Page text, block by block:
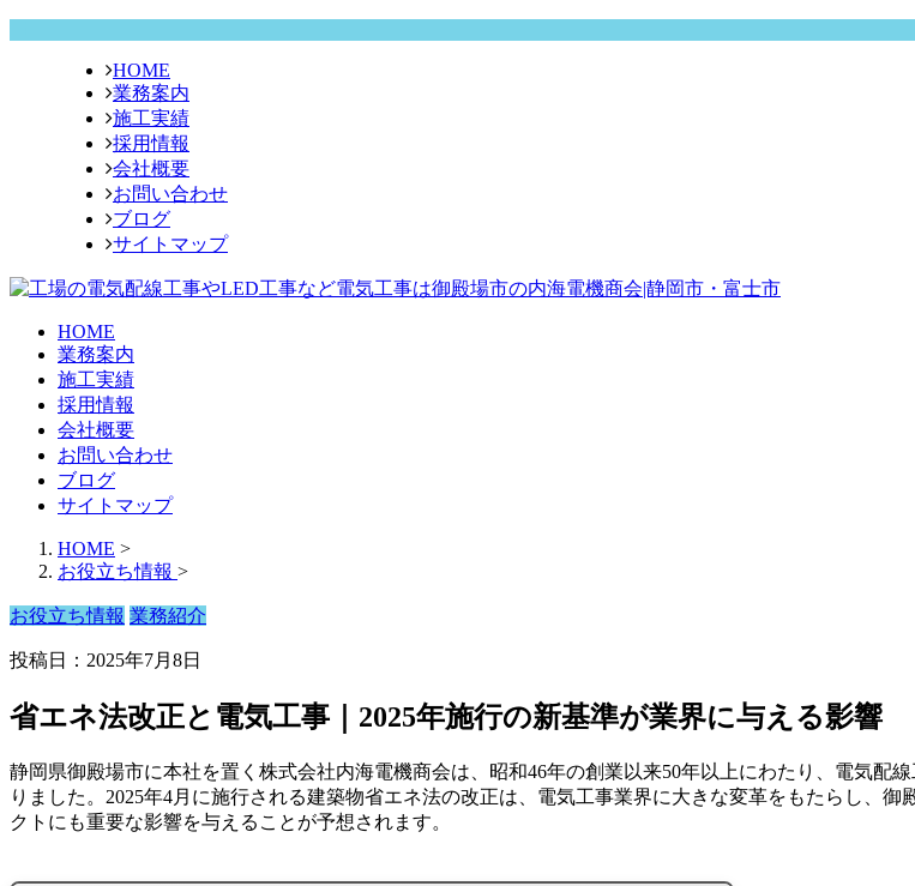
HOME
業務案内
施工実績
採用情報
会社概要
お問い合わせ
ブログ
サイトマップ
HOME
業務案内
施工実績
採用情報
会社概要
お問い合わせ
ブログ
サイトマップ
HOME >
お役立ち情報 >
お役立ち情報 業務紹介
投稿日：2025年7月8日
省エネ法改正と電気工事｜2025年施行の新基準が業界に与える影響
静岡県御殿場市に本社を置く株式会社内海電機商会は、昭和46年の創業以来50年以上にわたり、電気配
りました。2025年4月に施行される建築物省エネ法の改正は、電気工事業界に大きな変革をもたらし、
クトにも重要な影響を与えることが予想されます。